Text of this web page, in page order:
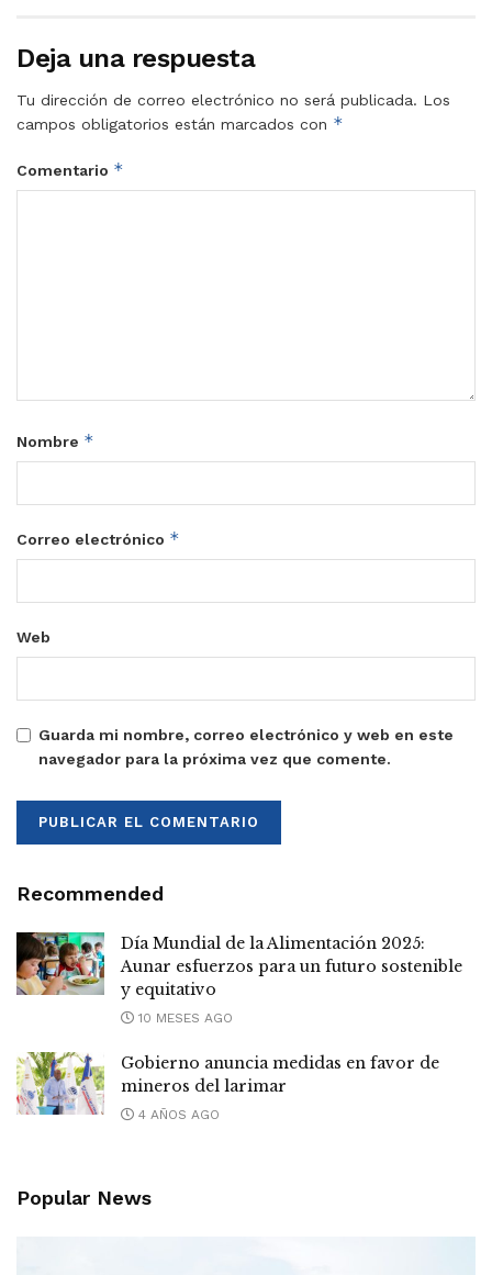
Deja una respuesta
Tu dirección de correo electrónico no será publicada. Los
campos obligatorios están marcados con *
Comentario *
Nombre *
Correo electrónico *
Web
Guarda mi nombre, correo electrónico y web en este
navegador para la próxima vez que comente.
Recommended
Día Mundial de la Alimentación 2025:
Aunar esfuerzos para un futuro sostenible
y equitativo
10 MESES AGO
Gobierno anuncia medidas en favor de
mineros del larimar
4 AÑOS AGO
Popular News